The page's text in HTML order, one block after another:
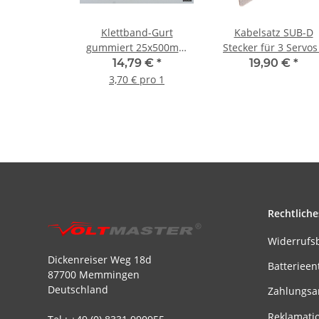
Klettband-Gurt
gummiert 25x500mm
(4er Pack)
14,79 € *
3,70 € pro 1
Kabelsatz SUB-D
Stecker für 3
Ende JR Buchse -
19,90 € *
Dickenreiser Weg 18d
87700 Memmingen
Deutschland